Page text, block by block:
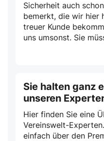
Sicherheit auch
bemerkt, die wir hier
treuer Kunde
uns umsonst. Sie
Sie halten ganz
unseren
Hier finden Sie eine
Vereinswelt-
einfach über den